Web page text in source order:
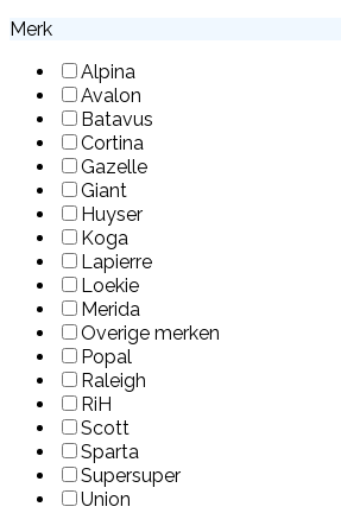
Merk
Alpina
Avalon
Batavus
Cortina
Gazelle
Giant
Huyser
Koga
Lapierre
Loekie
Merida
Overige merken
Popal
Raleigh
RiH
Scott
Sparta
Supersuper
Union